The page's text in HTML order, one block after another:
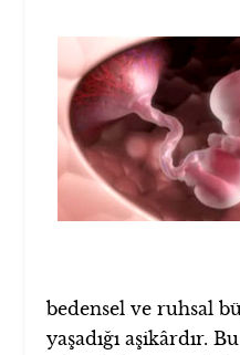
bedensel ve ruhsal
yaşadığı aşikârdır.